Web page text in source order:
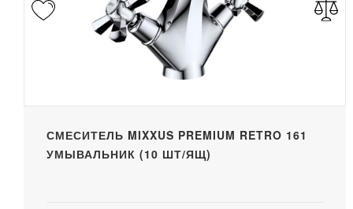
СМЕСИТЕЛЬ MIXXUS PREMIUM RETRO 161
УМЫВАЛЬНИК (10 ШТ/ЯЩ)